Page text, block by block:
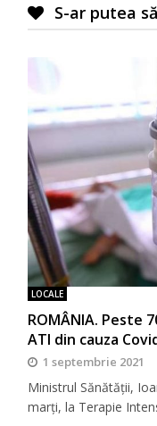
S-ar putea
LOCALE
ROMÂNIA. Peste
ATI din cauza
1 septembrie 2021
Ministrul Sănătății,
marți, la Terapie